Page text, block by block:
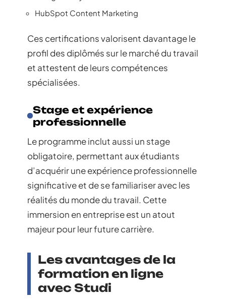
HubSpot Content Marketing
Ces certifications valorisent davantage le
profil des diplômés sur le marché du travail
et attestent de leurs compétences
spécialisées.
Stage et expérience
professionnelle
Le programme inclut aussi un stage
obligatoire, permettant aux étudiants
d’acquérir une expérience professionnelle
significative et de se familiariser avec les
réalités du monde du travail. Cette
immersion en entreprise est un atout
majeur pour leur future carrière.
Les avantages de la
formation en ligne
avec Studi